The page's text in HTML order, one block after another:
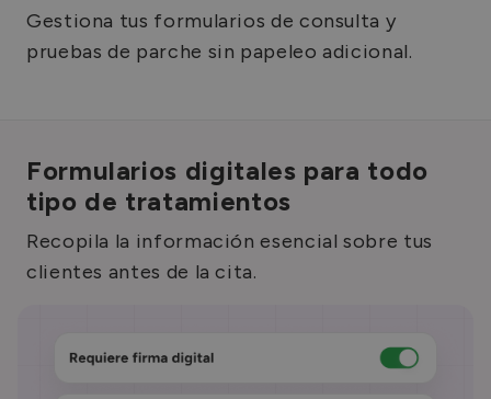
Gestiona tus formularios de consulta y
pruebas de parche sin papeleo adicional.
Formularios digitales para todo
tipo de tratamientos
Recopila la información esencial sobre tus
clientes antes de la cita.